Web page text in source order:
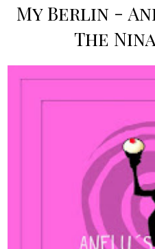
My Berlin -
The